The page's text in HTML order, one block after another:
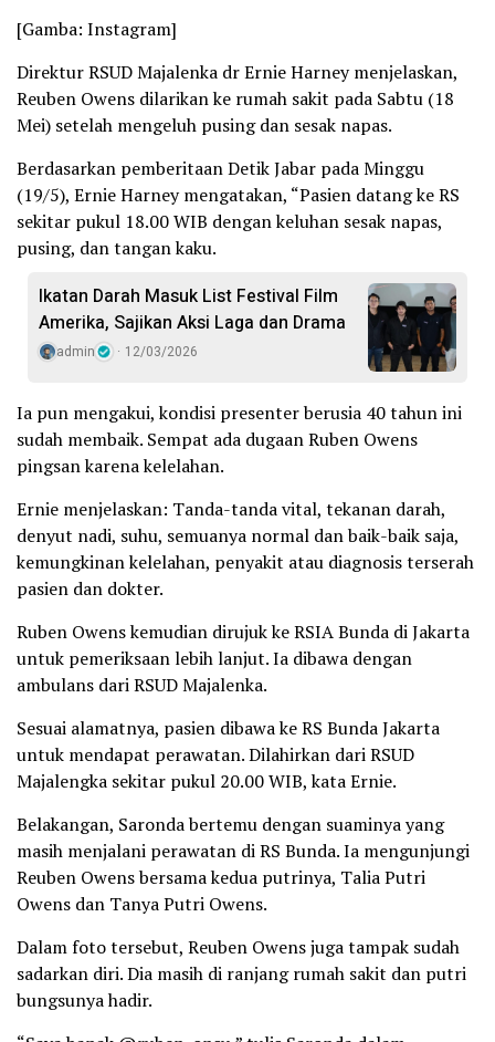
[Gamba: Instagram]
Direktur RSUD Majalenka dr Ernie Harney menjelaskan,
Reuben Owens dilarikan ke rumah sakit pada Sabtu (18
Mei) setelah mengeluh pusing dan sesak napas.
Berdasarkan pemberitaan Detik Jabar pada Minggu
(19/5), Ernie Harney mengatakan, “Pasien datang ke RS
sekitar pukul 18.00 WIB dengan keluhan sesak napas,
pusing, dan tangan kaku.
Ikatan Darah Masuk List Festival Film
Amerika, Sajikan Aksi Laga dan Drama
admin 12/03/2026
Ia pun mengakui, kondisi presenter berusia 40 tahun ini
sudah membaik. Sempat ada dugaan Ruben Owens
pingsan karena kelelahan.
Ernie menjelaskan: Tanda-tanda vital, tekanan darah,
denyut nadi, suhu, semuanya normal dan baik-baik saja,
kemungkinan kelelahan, penyakit atau diagnosis terserah
pasien dan dokter.
Ruben Owens kemudian dirujuk ke RSIA Bunda di Jakarta
untuk pemeriksaan lebih lanjut. Ia dibawa dengan
ambulans dari RSUD Majalenka.
Sesuai alamatnya, pasien dibawa ke RS Bunda Jakarta
untuk mendapat perawatan. Dilahirkan dari RSUD
Majalengka sekitar pukul 20.00 WIB, kata Ernie.
Belakangan, Saronda bertemu dengan suaminya yang
masih menjalani perawatan di RS Bunda. Ia mengunjungi
Reuben Owens bersama kedua putrinya, Talia Putri
Owens dan Tanya Putri Owens.
Dalam foto tersebut, Reuben Owens juga tampak sudah
sadarkan diri. Dia masih di ranjang rumah sakit dan putri
bungsunya hadir.